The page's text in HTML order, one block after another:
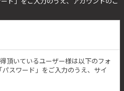
ド」をご入力のうえ、アカウントのご
頂いているユーザー様は以下のフォ
スワード」をご入力のうえ、サイ